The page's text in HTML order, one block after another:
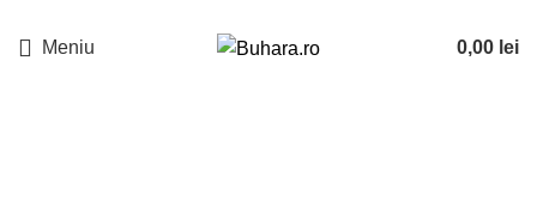
Meniu 0,00 lei